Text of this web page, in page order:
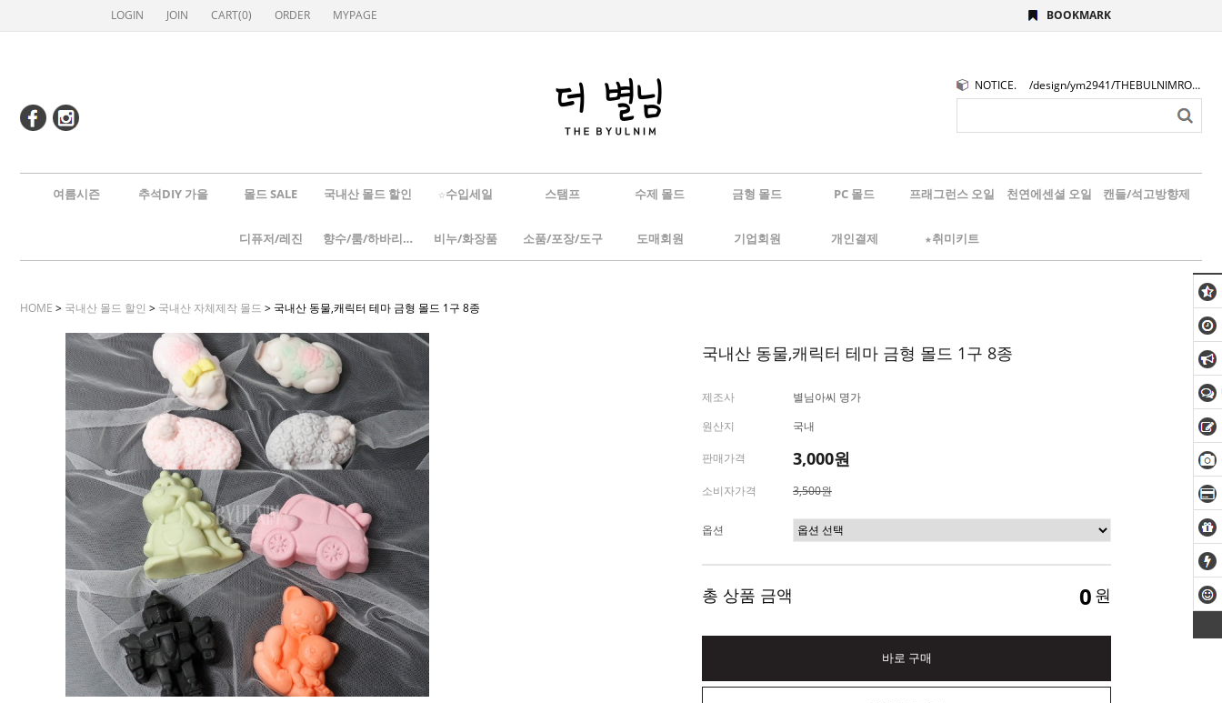
LOGIN JOIN CART(0) ORDER MYPAGE BOOKMARK
NOTICE. /design/ym2941/THEBULNIMROGO.png
여름시즌 추석DIY 가을 몰드 SALE 국내산 몰드 할인 ☆수입세일 스탬프 수제 몰드 금형 몰드 PC 몰드 프래그런스 오일 천연에센셜 오일 캔들/석고방향제
디퓨저/레진 향수/룸/하바리움 비누/화장품 소품/포장/도구 도매회원 기업회원 개인결제 ★취미키트
HOME > 국내산 몰드 할인 > 국내산 자체제작 몰드 > 국내산 동물,캐릭터 테마 금형 몰드 1구 8종
국내산 동물,캐릭터 테마 금형 몰드 1구 8종
제조사
별님아씨 명가
원산지
국내
판매가격 3,000원
소비자가격 3,500원
옵션
총 상품 금액 0 원
바로 구매